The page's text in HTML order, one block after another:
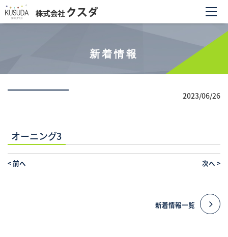
新着情報
2023/06/26
オーニング3
<前へ 次へ >
新着情報一覧